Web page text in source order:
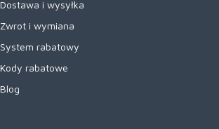
Dostawa i wysyłka
Zwrot i wymiana
System rabatowy
Kody rabatowe
Blog